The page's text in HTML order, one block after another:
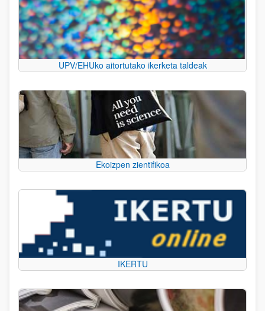
UPV/EHUko aitortutako ikerketa taldeak
Ekoizpen zientifikoa
IKERTU